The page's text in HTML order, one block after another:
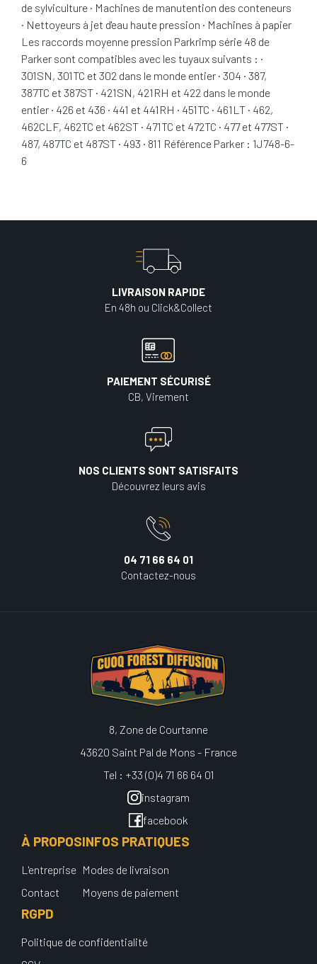
de sylviculture · Machines de manutention des conteneurs
· Nettoyeurs à jet d'eau haute pression · Machines à papier
Les raccords moyenne pression Parkrimp série 48 de
Parker sont compatibles avec les tuyaux suivants : ·
301SN, 301TC et 302 dans le monde entier · 304 · 387,
387TC et 387ST · 421SN, 421RH et 422 dans le monde
entier · 426 et 436 · 441 et 441RH · 451TC · 461LT · 462,
462CLF, 462TC et 462ST · 471TC et 472TC · 477 et 477ST ·
487, 487TC et 487ST · 493 · 811 Référence Parker : 1J748-6-
6
LIVRAISON RAPIDE
En 48h ou Click&Collect
PAIEMENT SÉCURISÉ
CB, Virement
NOS CLIENTS SONT SATISFAITS
Découvrez leurs avis
04 71 66 64 01
Contactez-nous
8, Zone de Courtanne
43620 Saint Pal de Mons - France
Tel : +33 (0)4 71 66 64 01
instagram
facebook
À PROPOS
L'entreprise
Contact
INFOS PRATIQUES
Modes de livraison
Moyens de paiement
RGPD
Politique de confidentialité